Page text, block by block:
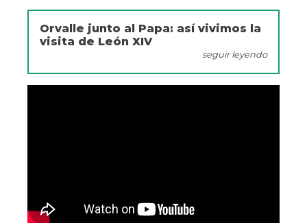
Orvalle junto al Papa: así vivimos la
visita de León XIV
seguir leyendo